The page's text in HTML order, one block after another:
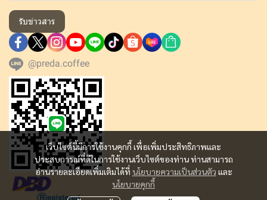
เว็บไซต์นี้มีการใช้งานคุกกี้ เพื่อเพิ่มประสิทธิภาพและ
ประสบการณ์ที่ดีในการใช้งานเว็บไซต์ของท่าน ท่านสามารถ
อ่านรายละเอียดเพิ่มเติมได้ที่ นโยบายความเป็นส่วนตัว และ
นโยบายคุกกี้
รับข่าวสาร
@preda.coffee